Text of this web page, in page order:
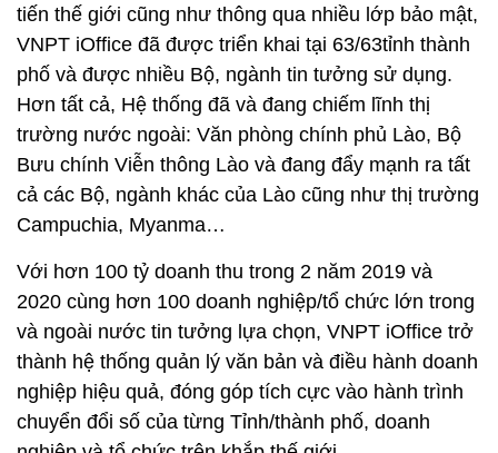
tiến thế giới cũng như thông qua nhiều lớp bảo mật,
VNPT iOffice đã được triển khai tại 63/63tỉnh thành
phố và được nhiều Bộ, ngành tin tưởng sử dụng.
Hơn tất cả, Hệ thống đã và đang chiếm lĩnh thị
trường nước ngoài: Văn phòng chính phủ Lào, Bộ
Bưu chính Viễn thông Lào và đang đẩy mạnh ra tất
cả các Bộ, ngành khác của Lào cũng như thị trường
Campuchia, Myanma…
Với hơn 100 tỷ doanh thu trong 2 năm 2019 và
2020 cùng hơn 100 doanh nghiệp/tổ chức lớn trong
và ngoài nước tin tưởng lựa chọn, VNPT iOffice trở
thành hệ thống quản lý văn bản và điều hành doanh
nghiệp hiệu quả, đóng góp tích cực vào hành trình
chuyển đổi số của từng Tỉnh/thành phố, doanh